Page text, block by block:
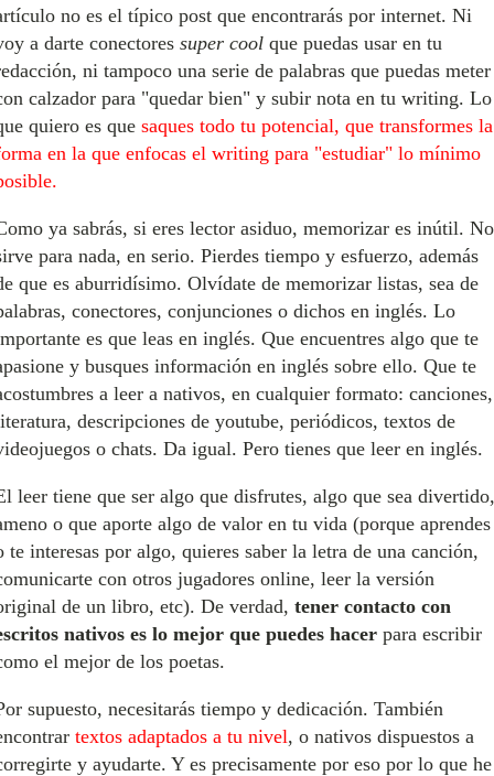
no es el típico post que encontrarás por internet. Ni
a darte conectores super coolque puedas usar en tu
ni tampoco una serie de palabras que puedas meter
calzador para "quedar bien" y subir nota en tu writing. Lo
quiero es que saques todo tu potencial, que transformes la
en la que enfocas el writing para "estudiar" lo mínimo
ya sabrás, si eres lector asiduo, memorizar es inútil. No
para nada, en serio. Pierdes tiempo y esfuerzo, además
que es aburridísimo. Olvídate de memorizar listas, sea de
conectores, conjunciones o dichos en inglés. Lo
es que leas en inglés. Que encuentres algo que te
y busques información en inglés sobre ello. Que te
a leer a nativos, en cualquier formato: canciones,
descripciones de youtube, periódicos, textos de
o chats. Da igual. Pero tienes que leer en inglés.
leer tiene que ser algo que disfrutes, algo que sea divertido,
o que aporte algo de valor en tu vida (porque aprendes
te interesas por algo, quieres saber la letra de una canción,
con otros jugadores online, leer la versión
de un libro, etc). De verdad, tener contacto con
nativos es lo mejor que puedes hacerpara escribir
el mejor de los poetas.
supuesto, necesitarás tiempo y dedicación. También
textos adaptados a tu nivel, o nativos dispuestos a
y ayudarte. Y es precisamente por eso por lo que he